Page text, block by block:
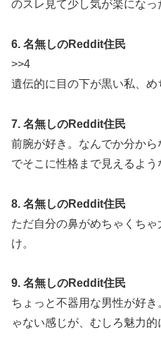
のスレ見て少し気が楽になっ
6. 名無しのReddit住民
>>4
遺伝的に目の下が黒い私、め
7. 名無しのReddit住民
前腕が好き。なんでか分か
でそこに性格まで見えるよう
8. 名無しのReddit住民
ただ自分の鼻がめちゃくち
け。
9. 名無しのReddit住民
ちょっと不器用な男性が好
ゃない感じが、むしろ魅力的